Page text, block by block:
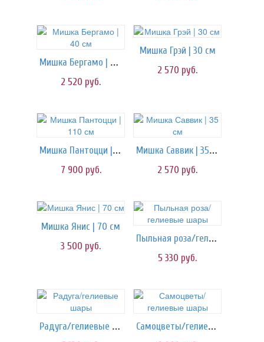
Мишка Бергамо | 40 см
2 520 руб.
Мишка Грэй | 30 см
2 570 руб.
Мишка Пантоцци | 110 см
7 900 руб.
Мишка Саввик | 35 см
2 570 руб.
Мишка Янис | 70 см
3 500 руб.
Пыльная роза/гелиевые шары
5 330 руб.
Радуга/гелиевые шары Самоцветы/гелиевые шары